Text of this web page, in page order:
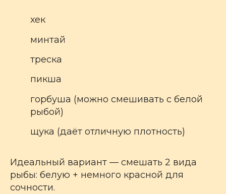
хек
минтай
треска
пикша
горбуша (можно смешивать с белой
рыбой)
щука (даёт отличную плотность)
Идеальный вариант — смешать 2 вида
рыбы: белую + немного красной для
сочности.